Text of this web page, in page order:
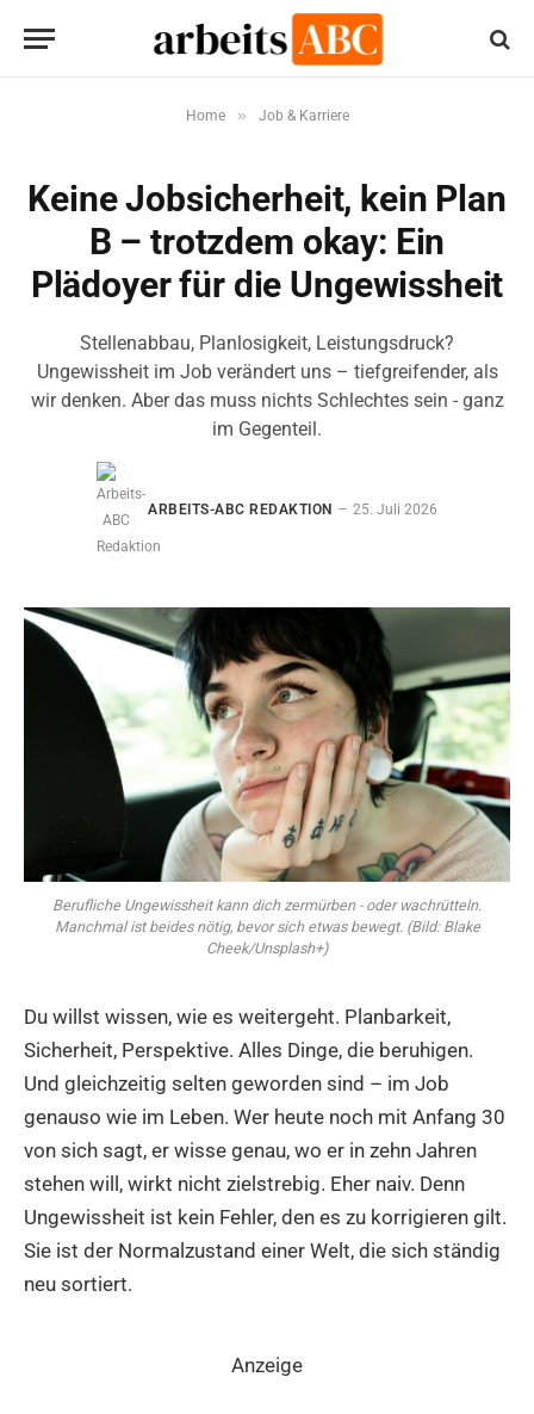
Home » Job & Karriere
Keine Jobsicherheit, kein Plan
B – trotzdem okay: Ein
Plädoyer für die Ungewissheit
Stellenabbau, Planlosigkeit, Leistungsdruck?
Ungewissheit im Job verändert uns – tiefgreifender, als
wir denken. Aber das muss nichts Schlechtes sein - ganz
im Gegenteil.
ARBEITS-ABC REDAKTION 25. Juli 2026
Berufliche Ungewissheit kann dich zermürben - oder wachrütteln.
Manchmal ist beides nötig, bevor sich etwas bewegt. (Bild: Blake
Cheek/Unsplash+)
Du willst wissen, wie es weitergeht. Planbarkeit,
Sicherheit, Perspektive. Alles Dinge, die beruhigen.
Und gleichzeitig selten geworden sind – im Job
genauso wie im Leben. Wer heute noch mit Anfang 30
von sich sagt, er wisse genau, wo er in zehn Jahren
stehen will, wirkt nicht zielstrebig. Eher naiv. Denn
Ungewissheit ist kein Fehler, den es zu korrigieren gilt.
Sie ist der Normalzustand einer Welt, die sich ständig
neu sortiert.
Anzeige